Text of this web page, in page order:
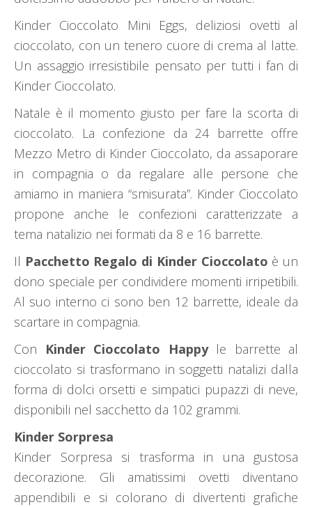
Kinder Cioccolato Mini Eggs, deliziosi ovetti al
cioccolato, con un tenero cuore di crema al latte.
Un assaggio irresistibile pensato per tutti i fan di
Kinder Cioccolato.
Natale è il momento giusto per fare la scorta di
cioccolato. La confezione da 24 barrette offre
Mezzo Metro di Kinder Cioccolato, da assaporare
in compagnia o da regalare alle persone che
amiamo in maniera “smisurata”. Kinder Cioccolato
propone anche le confezioni caratterizzate a
tema natalizio nei formati da 8 e 16 barrette.
Il Pacchetto Regalo di Kinder Cioccolato è un
dono speciale per condividere momenti irripetibili.
Al suo interno ci sono ben 12 barrette, ideale da
scartare in compagnia.
Con
Kinder Cioccolato Happyle barrette al
cioccolato si trasformano in soggetti natalizi dalla
forma di dolci orsetti e simpatici pupazzi di neve,
disponibili nel sacchetto da 102 grammi.
Kinder Sorpresa
Kinder Sorpresa si trasforma in una gustosa
decorazione. Gli amatissimi ovetti diventano
appendibili e si colorano di divertenti grafiche